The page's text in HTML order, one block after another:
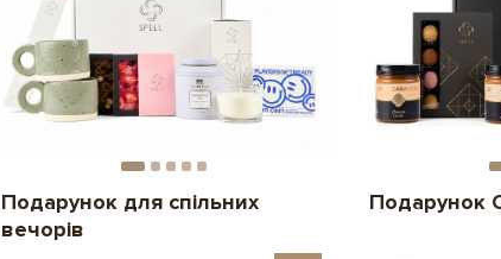
Подарунок для спільних
вечорів
Подарунок